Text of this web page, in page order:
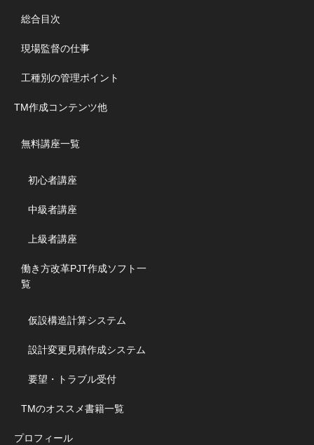
総合目次
現場監督の仕事
工種別の管理ポイント
TM作成コンテンツ他
無料講座一覧
初心者講座
中級者講座
上級者講座
働き方改革PJT作成ソフト一
覧
仮設構造計算システム
設計変更見積作成システム
要望・トラブル受付
TMのオススメ書籍一覧
プロフィール